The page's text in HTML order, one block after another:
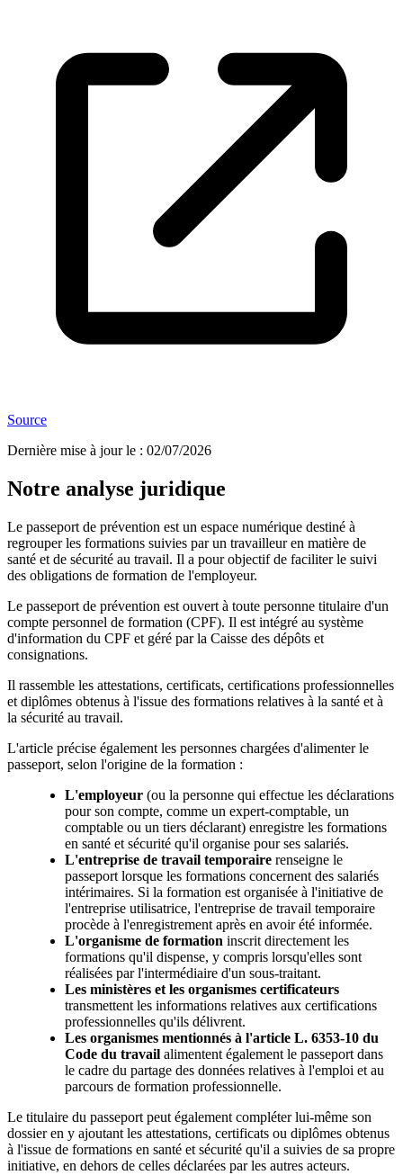
Source
Dernière mise à jour le : 02/07/2026
Notre analyse juridique
Le passeport de prévention est un espace numérique destiné à
regrouper les formations suivies par un travailleur en matière de
santé et de sécurité au travail. Il a pour objectif de faciliter le suivi
des obligations de formation de l'employeur.
Le passeport de prévention est ouvert à toute personne titulaire d'un
compte personnel de formation (CPF). Il est intégré au système
d'information du CPF et géré par la Caisse des dépôts et
consignations.
Il rassemble les attestations, certificats, certifications professionnelles
et diplômes obtenus à l'issue des formations relatives à la santé et à
la sécurité au travail.
L'article précise également les personnes chargées d'alimenter le
passeport, selon l'origine de la formation :
L'employeur (ou la personne qui effectue les déclarations
pour son compte, comme un expert-comptable, un
comptable ou un tiers déclarant) enregistre les formations
en santé et sécurité qu'il organise pour ses salariés.
L'entreprise de travail temporaire renseigne le
passeport lorsque les formations concernent des salariés
intérimaires. Si la formation est organisée à l'initiative de
l'entreprise utilisatrice, l'entreprise de travail temporaire
procède à l'enregistrement après en avoir été informée.
L'organisme de formation inscrit directement les
formations qu'il dispense, y compris lorsqu'elles sont
réalisées par l'intermédiaire d'un sous-traitant.
Les ministères et les organismes certificateurs
transmettent les informations relatives aux certifications
professionnelles qu'ils délivrent.
Les organismes mentionnés à l'article L. 6353-10 du
Code du travail alimentent également le passeport dans
le cadre du partage des données relatives à l'emploi et au
parcours de formation professionnelle.
Le titulaire du passeport peut également compléter lui-même son
dossier en y ajoutant les attestations, certificats ou diplômes obtenus
à l'issue de formations en santé et sécurité qu'il a suivies de sa propre
initiative, en dehors de celles déclarées par les autres acteurs.